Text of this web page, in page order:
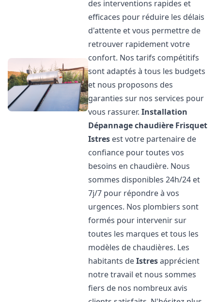
des interventions rapides et
efficaces pour réduire les délais
d'attente et vous permettre de
retrouver rapidement votre
confort. Nos tarifs compétitifs
sont adaptés à tous les budgets
et nous proposons des
garanties sur nos services pour
vous rassurer.Installation
Dépannage chaudière Frisquet
Istres est votre partenaire de
confiance pour toutes vos
besoins en chaudière. Nous
sommes disponibles 24h/24 et
7j/7 pour répondre à vos
urgences. Nos plombiers sont
formés pour intervenir sur
toutes les marques et tous les
modèles de chaudières. Les
habitants deIstresapprécient
notre travail et nous sommes
fiers de nos nombreux avis